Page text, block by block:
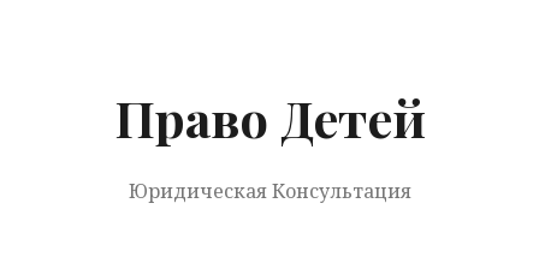
Право Детей
Юридическая Консультация